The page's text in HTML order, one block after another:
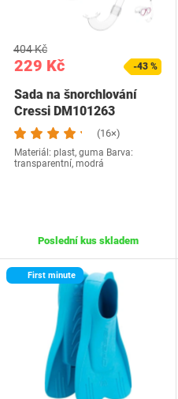
229 Kč
404 Kč
-43 %
Sada na šnorchlování
Cressi DM101263
(16×)
Materiál: plast, guma Barva:
transparentní, modrá
Poslední kus skladem
First minute